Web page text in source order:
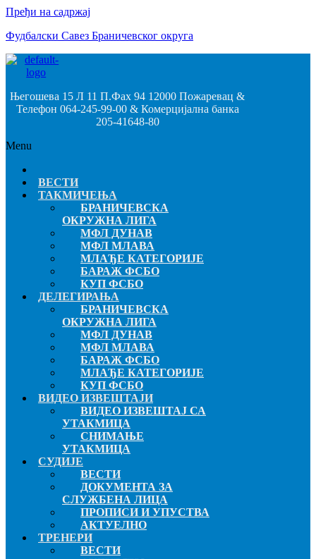
Пређи на садржај
Фудбалски Савез Браничевског округа
Његошева 15 Л 11 П.Фах 94 12000 Пожаревац &
Телефон 064-245-99-00 & Комерцијална банка
205-41648-80
Menu
ВЕСТИ
ТАКМИЧЕЊА
БРАНИЧЕВСКА
ОКРУЖНА ЛИГА
МФЛ ДУНАВ
МФЛ МЛАВА
МЛАЂЕ КАТЕГОРИЈЕ
БАРАЖ ФСБО
КУП ФСБО
ДЕЛЕГИРАЊА
БРАНИЧЕВСКА
ОКРУЖНА ЛИГА
МФЛ ДУНАВ
МФЛ МЛАВА
БАРАЖ ФСБО
МЛАЂЕ КАТЕГОРИЈЕ
КУП ФСБО
ВИДЕО ИЗВЕШТАЈИ
ВИДЕО ИЗВЕШТАЈ СА
УТАКМИЦА
СНИМАЊЕ
УТАКМИЦА
СУДИЈЕ
ВЕСТИ
ДОКУМЕНТА ЗА
СЛУЖБЕНА ЛИЦА
ПРОПИСИ И УПУСТВА
АКТУЕЛНО
ТРЕНЕРИ
ВЕСТИ